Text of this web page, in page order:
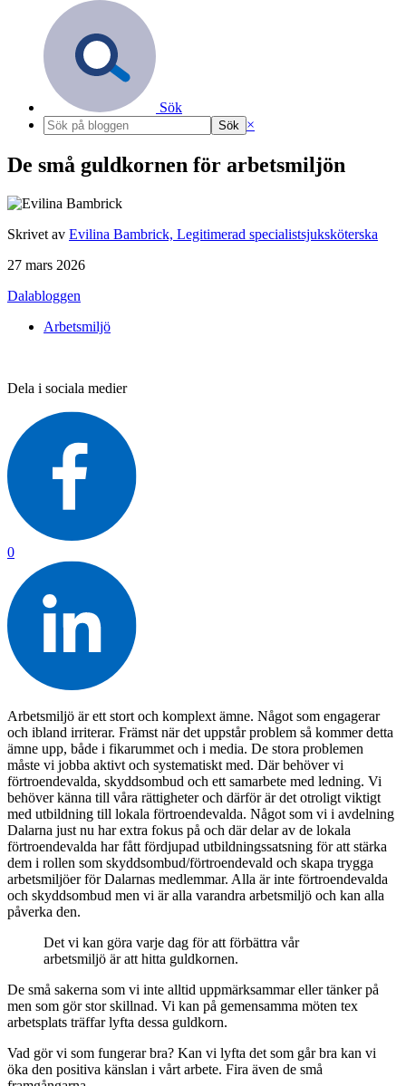
Sök
×
De små guldkornen för arbetsmiljön
Skrivet av Evilina Bambrick, Legitimerad specialistsjuksköterska
27 mars 2026
Dalabloggen
Arbetsmiljö
Dela i sociala medier
0
Arbetsmiljö är ett stort och komplext ämne. Något som engagerar
och ibland irriterar. Främst när det uppstår problem så kommer detta
ämne upp, både i fikarummet och i media. De stora problemen
måste vi jobba aktivt och systematiskt med. Där behöver vi
förtroendevalda, skyddsombud och ett samarbete med ledning. Vi
behöver känna till våra rättigheter och därför är det otroligt viktigt
med utbildning till lokala förtroendevalda. Något som vi i avdelning
Dalarna just nu har extra fokus på och där delar av de lokala
förtroendevalda har fått fördjupad utbildningssatsning för att stärka
dem i rollen som skyddsombud/förtroendevald och skapa trygga
arbetsmiljöer för Dalarnas medlemmar. Alla är inte förtroendevalda
och skyddsombud men vi är alla varandra arbetsmiljö och kan alla
påverka den.
Det vi kan göra varje dag för att förbättra vår
arbetsmiljö är att hitta guldkornen.
De små sakerna som vi inte alltid uppmärksammar eller tänker på
men som gör stor skillnad. Vi kan på gemensamma möten tex
arbetsplats träffar lyfta dessa guldkorn.
Vad gör vi som fungerar bra? Kan vi lyfta det som går bra kan vi
öka den positiva känslan i vårt arbete. Fira även de små